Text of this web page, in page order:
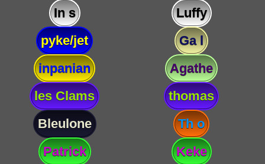
In s
Luffy
pyke/jet
Ga l
inpanian
Agathe
les Clams
thomas
Bleulone
Th o
Patrick
Keke